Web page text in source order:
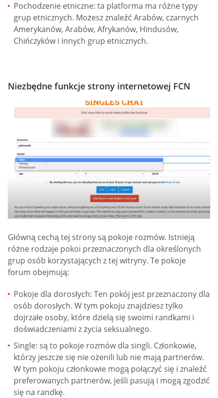
Pochodzenie etniczne: ta platforma ma różne typy
grup etnicznych. Możesz znaleźć Arabów, czarnych
Amerykanów, Arabów, Afrykanów, Hindusów,
Chińczyków i innych grup etnicznych.
Niezbędne funkcje strony internetowej FCN
Główną cechą tej strony są pokoje rozmów. Istnieją
różne rodzaje pokoi przeznaczonych dla określonych
grup osób korzystających z tej witryny. Te pokoje
forum obejmują:
Pokoje dla dorosłych: Ten pokój jest przeznaczony dla
osób dorosłych. W tym pokoju znajdziesz tylko
dojrzałe osoby, które dzielą się swoimi randkami i
doświadczeniami z życia seksualnego.
Single: są to pokoje rozmów dla singli. Członkowie,
którzy jeszcze się nie ożenili lub nie mają partnerów.
W tym pokoju członkowie mogą połączyć się i znaleźć
preferowanych partnerów, jeśli pasują i mogą zgodzić
się na randkę.